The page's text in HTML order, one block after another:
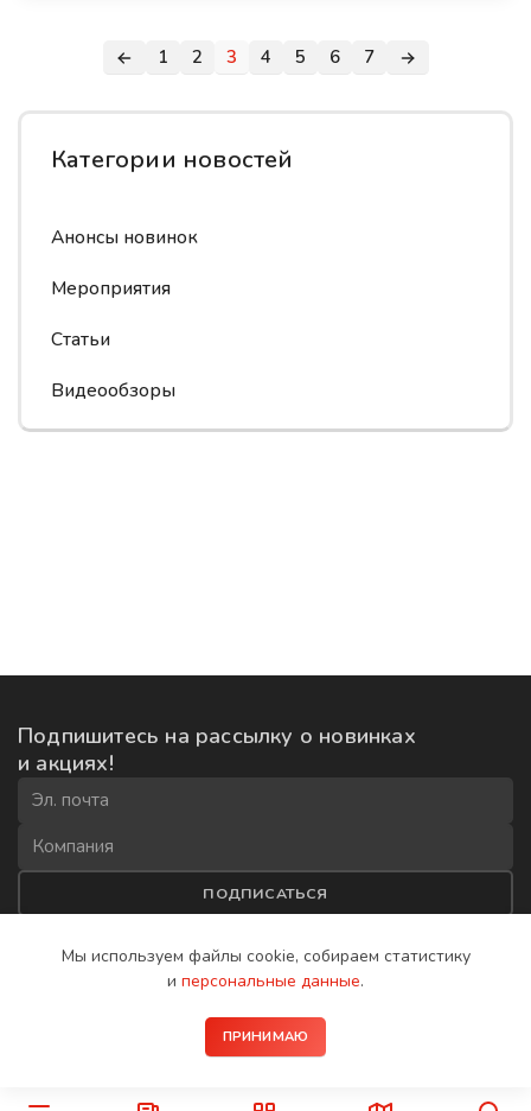
1 2 3 4 5 6 7
Категории новостей
Анонсы новинок
Мероприятия
Статьи
Видеообзоры
Подпишитесь на рассылку о новинках
и акциях!
ПОДПИСАТЬСЯ
рассылки
2008−2026 © IP-домофоны BAS-IP
Политика конфиденциальности
Мы используем файлы cookie, собираем статистику
и персональные данные.
ПРИНИМАЮ